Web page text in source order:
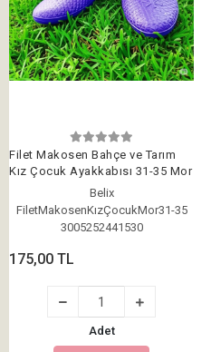
Filet Makosen Bahçe ve Tarım
Kız Çocuk Ayakkabısı 31-35 Mor
Belix
FiletMakosenKızÇocukMor31-35
3005252441530
175,00 TL
Adet